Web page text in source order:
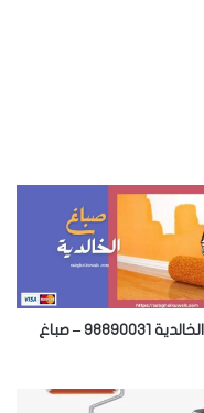
صباغ الخالدية 98890031 – صباغ